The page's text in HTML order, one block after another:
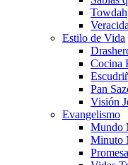
Towdah
Estilo de Vida
Cocina
Pan
Visión
Evangelismo
Mundo
Minuto